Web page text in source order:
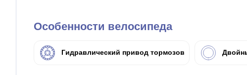
Особенности велосипеда
Гидравлический привод тормозов